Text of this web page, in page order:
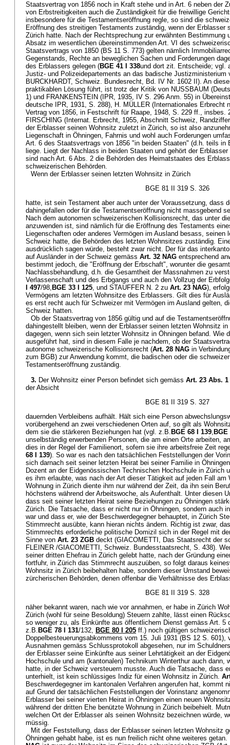
Staatsvertrag von 1856 noch in Kraft stehe und in Art. 6 neben der
von Erbstreitigkeiten auch die Zuständigkeit für die freiwillige
insbesondere für die Testamentseröffnung regle, so sind die
Eröffnung des streitigen Testaments zuständig, wenn der Erblasser
Zürich hatte. Nach der Rechtsprechung zur erwähnten Bestimmung
Absatz im wesentlichen übereinstimmenden Art. VI des
Staatsvertrags von 1850 (BS 11 S. 773) gelten nämlich
Gegenstands, Rechte an beweglichen Sachen und Forderungen
des Erblassers gelegen (BGE 41 I 338und dort zit. Entscheide; vgl.
Justiz- und Polizeidepartements an das badische Justizministerium
BURCKHARDT, Schweiz. Bundesrecht, Bd. IV Nr. 1602 II). An
praktikablen Lösung führt, ist trotz der Kritik von NUSSBAUM
1) und FRANKENSTEIN (IPR, 1935, IV S. 296 Anm. 55) in
deutsche IPR, 1931, S. 288), H. MÜLLER (Internationales Erbrecht
Vertrag von 1856, in Festschrift für Raape, 1948, S. 229 ff., insbes.
FIRSCHING (Internat. Erbrecht, 1955, Abschnitt Schweiz,
der Erblasser seinen Wohnsitz zuletzt in Zürich, so ist also
Liegenschaft in Öhningen, Fahrnis und wohl auch Forderungen
Art. 6 des Staatsvertrags von 1856 "in beiden Staaten" (d.h. teils in
liege. Liegt der Nachlass in beiden Staaten und gehört der
sind nach Art. 6 Abs. 2 die Behörden des Heimatstaates des
schweizerischen Behörden.
Wenn der Erblasser seinen letzten Wohnsitz in Zürich
BGE 81 II 319 S. 326
hatte, ist sein Testament aber auch unter der Voraussetzung, dass
dahingefallen oder für die Testamentseröffnung nicht massgebend
Nach dem autonomen schweizerischen Kollisionsrecht, das unter
anzuwenden ist, sind nämlich für die Eröffnung des Testaments
Liegenschaften oder anderes Vermögen im Ausland besass, seinen
Schweiz hatte, die Behörden des letzten Wohnsitzes zuständig.
ausdrücklich sagen würde, besteht zwar nicht. Der für das
auf Ausländer in der Schweiz gemäss Art. 32 NAG entsprechend
bestimmt jedoch, die "Eröffnung der Erbschaft", worunter die
Nachlassbehandlung, d.h. die Gesamtheit der Massnahmen zu
Verlassenschaft und des Erbgangs und auch den Vollzug der
I 497/98, BGE 33 I 125, und STAUFFER N. 2 zu Art. 23 NAG),
Vermögens am letzten Wohnsitze des Erblassers. Gilt dies für
es erst recht auch für Schweizer mit Vermögen im Ausland gelten,
Schweiz hatten.
Ob der Staatsvertrag von 1856 gültig und auf die
dahingestellt bleiben, wenn der Erblasser seinen letzten Wohnsitz
dagegen, wenn sich sein letzter Wohnsitz in Öhningen befand. Wie
ausgeführt hat, sind in diesem Falle je nachdem, ob der
autonome schweizerische Kollisionsrecht (Art. 28 NAG in
zum BGB) zur Anwendung kommt, die badischen oder die
Testamentseröffnung zuständig.
3. Der Wohnsitz einer Person befindet sich gemäss Art. 23 Abs. 1
der Absicht
BGE 81 II 319 S. 327
dauernden Verbleibens aufhält. Hält sich eine Person
vorübergehend an zwei verschiedenen Orten auf, so gilt als
dem sie die stärkeren Beziehungen hat (vgl. z.B. BGE 68 I 139, BGE
unselbständig erwerbenden Personen, die am einen Orte arbeiten,
dies in der Regel der Familienort, sofern sie ihre arbeitsfreie Zeit
68 I 139). So war es nach den tatsächlichen Feststellungen der
sich darnach seit seiner letzten Heirat bei seiner Familie in
Dozent an der Eidgenössischen Technischen Hochschule in Zürich
es ihm erlaubte, was nach der Art dieser Tätigkeit auf jeden Fall am
Wohnung in Zürich diente ihm nur während der Zeit, da ihn sein
höchstens während der Arbeitswoche, als Aufenthalt. Unter diesen
dass seit seiner letzten Heirat seine Beziehungen zu Öhningen
Zürich. Die Tatsache, dass er nicht nur in Öhningen, sondern auch
war und dass er, wie der Beschwerdegegner behauptet, in Zürich
Stimmrecht ausübte, kann hieran nichts ändern. Richtig ist zwar,
Stimmrechts erforderliche politische Domizil sich in der Regel mit
Sinne von Art. 23 ZGB deckt (GIACOMETTI, Das Staatsrecht der
FLEINER /GIACOMETTI, Schweiz. Bundesstaatsrecht, S. 438).
seiner dritten Ehefrau in Zürich gelebt hatte, nach der Gründung
fortfuhr, in Zürich das Stimmrecht auszuüben, so folgt daraus
Wohnsitz in Zürich beibehalten habe, sondern dieser Umstand
zürcherischen Behörden, denen offenbar die Verhältnisse des
BGE 81 II 319 S. 328
näher bekannt waren, nach wie vor annahmen, er habe in Zürich
Zürich (wohl für seine Besoldung) Steuern zahlte, lässt einen
so weniger zu, als Einkünfte aus öffentlichem Dienst gemäss Art. 5
z.B. BGE 78 I 131/132, BGE 80 I 205 ff.) noch gültigen
Doppelbesteuerungsabkommens vom 15. Juli 1931 (BS 12 S. 601),
Ausnahmen gemäss Schlussprotokoll abgesehen, nur im
der Erblasser seine Einkünfte aus seiner Lehrtätigkeit an der
Hochschule und am (kantonalen) Technikum Winterthur auch dann,
hatte, in der Schweiz versteuern musste. Auch die Tatsache, dass
unterhielt, ist kein schlüssiges Indiz für einen Wohnsitz in Zürich.
Beschwerdegegner im kantonalen Verfahren angerufen hat, kommt
auf Grund der tatsächlichen Feststellungen der Vorinstanz
Erblasser bei seiner vierten Heirat in Öhningen einen neuen
während der dritten Ehe benützte Wohnung in Zürich beibehielt.
welchen Ort der Erblasser als seinen Wohnsitz bezeichnen würde,
müssig.
Mit der Feststellung, dass der Erblasser seinen letzten Wohnsitz
Öhningen gehabt habe, ist es nun freilich nicht ohne weiteres